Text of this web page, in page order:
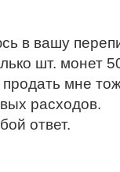
в вашу
шт. монет
мне
расходов.
ответ.